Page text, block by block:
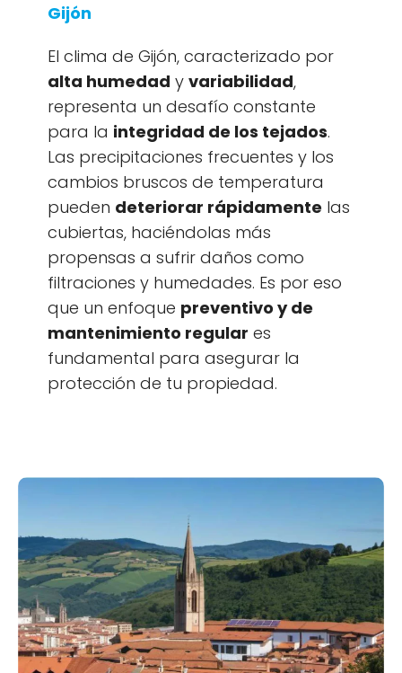
Gijón
El clima de Gijón, caracterizado por
alta humedad y variabilidad,
representa un desafío constante
para la integridad de los tejados.
Las precipitaciones frecuentes y los
cambios bruscos de temperatura
pueden deteriorar rápidamente las
cubiertas, haciéndolas más
propensas a sufrir daños como
filtraciones y humedades. Es por eso
que un enfoque preventivo y de
mantenimiento regular es
fundamental para asegurar la
protección de tu propiedad.